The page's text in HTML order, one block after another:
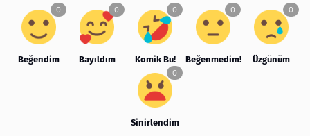
Beğendim Bayıldım Komik Bu! Beğenmedim! Üzgünüm
Sinirlendim